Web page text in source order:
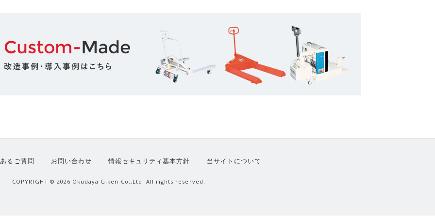
るご質問 お問い合わせ 情報セキュリティ基本方針 当サイトについて
COPYRIGHT © 2026 Okudaya Giken Co.,Ltd. All rights reserved.